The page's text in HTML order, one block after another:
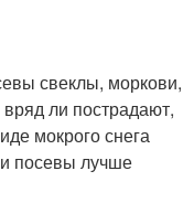
свеклы, моркови,
ли пострадают,
мокрого снега
и посевы лучше